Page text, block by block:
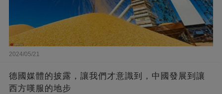
2024/05/21
德國媒體的披露，讓我們才意識到，中國發展到讓
西方嘆服的地步